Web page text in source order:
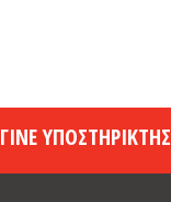
ΓΙΝΕ ΥΠΟΣΤΗΡΙΚΤΗΣ